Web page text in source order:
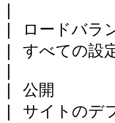
| ロードバ
| すべての設
| 公開
| サイトのデ